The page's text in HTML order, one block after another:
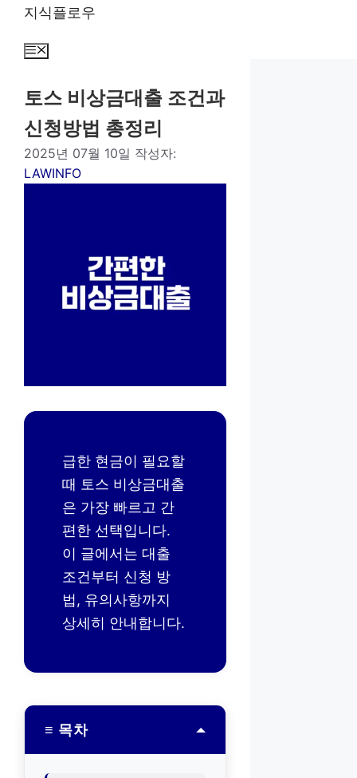
지식플로우
메
토스 비상금대출 조건과
신청방법 총정리
2025년 07월 10일 작성자:
LAWINFO
급한 현금이 필요할
때 토스 비상금대출
은 가장 빠르고 간
편한 선택입니다.
이 글에서는 대출
조건부터 신청 방
법, 유의사항까지
상세히 안내합니다.
≡ 목차